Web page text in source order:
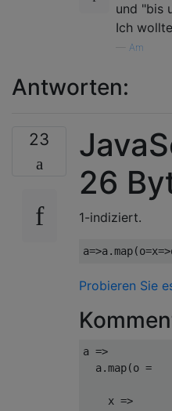
und "bis
Ich
Am
Antworten:
23
26
1-indiziert.
a=>a.map(o=x=>
Probieren Sie
a =>
  a
.map(o =
    x
=>